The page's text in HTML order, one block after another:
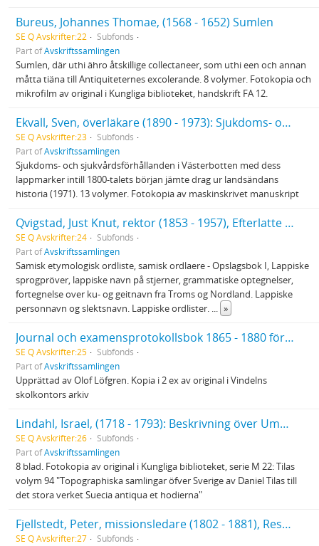
Bureus, Johannes Thomae, (1568 - 1652) Sumlen
SE Q Avskrifter:22
Subfonds
Part ofAvskriftssamlingen
Sumlen, där uthi ähro åtskillige collectaneer, som uthi een och annan
måtta tiäna till Antiquiteternes excolerande. 8 volymer. Fotokopia och
mikrofilm av original i Kungliga biblioteket, handskrift FA 12.
Ekvall, Sven, överläkare (1890 - 1973): Sjukdoms- och sjukvårdsförhållanden i Västerbotten...
SE Q Avskrifter:23
Subfonds
Part ofAvskriftssamlingen
Sjukdoms- och sjukvårdsförhållanden i Västerbotten med dess
lappmarker intill 1800-talets början jämte drag ur landsändans
historia (1971). 13 volymer. Fotokopia av maskinskrivet manuskript
Qvigstad, Just Knut, rektor (1853 - 1957), Efterlatte papier
SE Q Avskrifter:24
Subfonds
Part ofAvskriftssamlingen
Samisk etymologisk ordliste, samisk ordlaere - Opslagsbok I, Lappiske
sprogpröver, lappiske navn på stjerner, grammatiske optegnelser,
fortegnelse over ku- og geitnavn fra Troms og Nordland. Lappiske
personnavn og slektsnavn. Lappiske ordlister. ... »
Journal och examensprotokollsbok 1865 - 1880 för Vindelns kommun
SE Q Avskrifter:25
Subfonds
Part ofAvskriftssamlingen
Upprättad av Olof Löfgren. Kopia i 2 ex av original i Vindelns
skolkontors arkiv
Lindahl, Israel, (1718 - 1793): Beskrivning över Umeå socken och stad 1771
SE Q Avskrifter:26
Subfonds
Part ofAvskriftssamlingen
8 blad. Fotokopia av original i Kungliga biblioteket, serie M 22: Tilas
volym 94 "Topographiska samlingar öfver Sverige av Daniel Tilas till
det stora verket Suecia antiqua et hodierna"
Fjellstedt, Peter, missionsledare (1802 - 1881), Reseberättelse från Lappland 1857
SE Q Avskrifter:27
Subfonds